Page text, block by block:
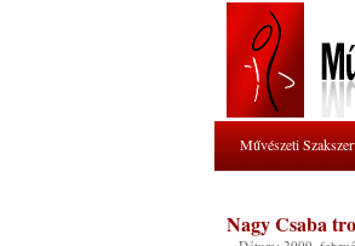
Művészeti
Nagy Csaba